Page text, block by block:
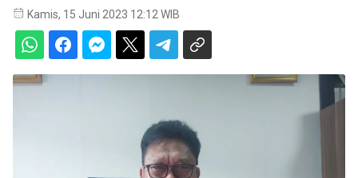
Kamis, 15 Juni 2023 12:12 WIB